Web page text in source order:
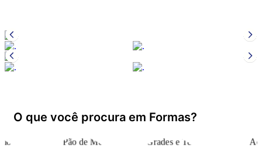
O que você procura em Formas?